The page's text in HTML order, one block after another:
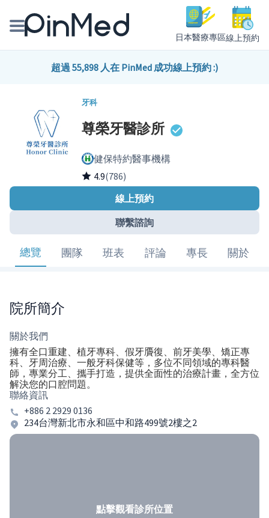
日本醫療專區線上預約
線上預約醫師、院所
健康主題館
我是醫療人員
超過 55,898 人在 PinMed 成功線上預約 :)
牙科
尊榮牙醫診所
健保特約醫事機構
4.9(786)
線上預約
聯繫諮詢
總覽 團隊 班表 評論 專長 關於
院所簡介
關於我們
擁有全口重建、植牙專科、假牙贗復、前牙美學、矯正專
科、牙周治療、一般牙科保健等，多位不同領域的專科醫
師，專業分工、攜手打造，提供全面性的治療計畫，全方位
解決您的口腔問題。
聯絡資訊
+886 2 2929 0136
234台灣新北市永和區中和路499號2樓之2
點擊觀看診所位置